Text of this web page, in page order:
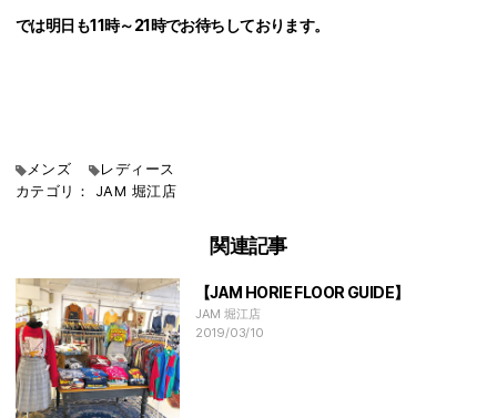
では明日も11時～21時でお待ちしております。
メンズ
レディース
カテゴリ： JAM 堀江店
関連記事
【JAM HORIE FLOOR GUIDE】
JAM 堀江店
2019/03/10